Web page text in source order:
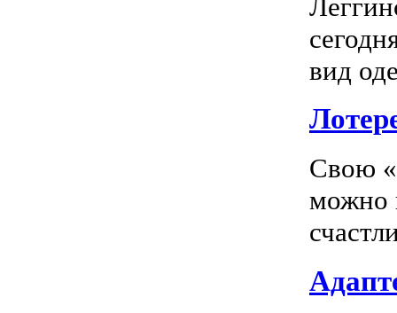
вид
Свою
можно